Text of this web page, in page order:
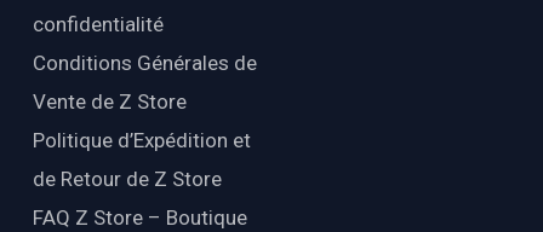
confidentialité
Conditions Générales de
Vente de Z Store
Politique d’Expédition et
de Retour de Z Store
FAQ Z Store – Boutique